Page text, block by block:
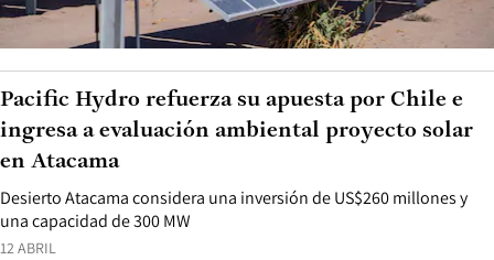
12 ABRIL
Desierto Atacama considera una inversión de US$260 millones y
una capacidad de 300 MW
Pacific Hydro refuerza su apuesta por Chile e
ingresa a evaluación ambiental proyecto solar
en Atacama